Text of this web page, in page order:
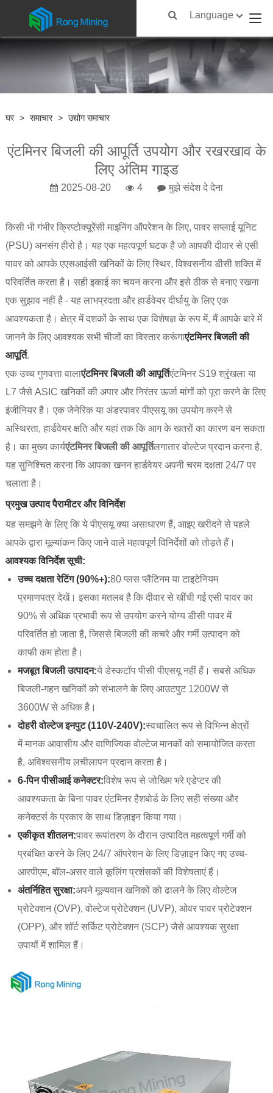
Language
घर > समाचार > उद्योग समाचार
एंटमिनर बिजली की आपूर्ति उपयोग और रखरखाव के
लिए अंतिम गाइड
2025-08-20 4 मुझे संदेश दे देना
किसी भी गंभीर क्रिप्टोक्यूरेंसी माइनिंग ऑपरेशन के लिए, पावर सप्लाई यूनिट
(PSU) अनसंग हीरो है। यह एक महत्वपूर्ण घटक है जो आपकी दीवार से एसी
पावर को आपके एएसआईसी खनिकों के लिए स्थिर, विश्वसनीय डीसी शक्ति में
परिवर्तित करता है। सही इकाई का चयन करना और इसे ठीक से बनाए रखना
एक सुझाव नहीं है - यह लाभप्रदता और हार्डवेयर दीर्घायु के लिए एक
आवश्यकता है। क्षेत्र में दशकों के साथ एक विशेषज्ञ के रूप में, मैं आपके बारे में
जानने के लिए आवश्यक सभी चीजों का विस्तार करूंगाएंटमिनर बिजली की
आपूर्ति.
एक उच्च गुणवत्ता वालाएंटमिनर बिजली की आपूर्तिएंटमिनर S19 श्रृंखला या
L7 जैसे ASIC खनिकों की अपार और निरंतर ऊर्जा मांगों को पूरा करने के लिए
इंजीनियर है। एक जेनेरिक या अंडरपावर पीएसयू का उपयोग करने से
अस्थिरता, हार्डवेयर क्षति और यहां तक ​​कि आग के खतरों का कारण बन सकता
है। का मुख्य कार्यएंटमिनर बिजली की आपूर्तिलगातार वोल्टेज प्रदान करना है,
यह सुनिश्चित करना कि आपका खनन हार्डवेयर अपनी चरम दक्षता 24/7 पर
चलाता है।
प्रमुख उत्पाद पैरामीटर और विनिर्देश
यह समझने के लिए कि ये पीएसयू क्या असाधारण हैं, आइए खरीदने से पहले
आपके द्वारा मूल्यांकन किए जाने वाले महत्वपूर्ण विनिर्देशों को तोड़ते हैं।
आवश्यक विनिर्देश सूची:
उच्च दक्षता रेटिंग (90%+):80 प्लस प्लैटिनम या टाइटेनियम
प्रमाणपत्र देखें। इसका मतलब है कि दीवार से खींची गई एसी पावर का
90% से अधिक प्रभावी रूप से उपयोग करने योग्य डीसी पावर में
परिवर्तित हो जाता है, जिससे बिजली की कचरे और गर्मी उत्पादन को
काफी कम होता है।
मजबूत बिजली उत्पादन:ये डेस्कटॉप पीसी पीएसयू नहीं हैं। सबसे अधिक
बिजली-गहन खनिकों को संभालने के लिए आउटपुट 1200W से
3600W से अधिक है।
दोहरी वोल्टेज इनपुट (110V-240V):स्वचालित रूप से विभिन्न क्षेत्रों
में मानक आवासीय और वाणिज्यिक वोल्टेज मानकों को समायोजित करता
है, अविश्वसनीय लचीलापन प्रदान करता है।
6-पिन पीसीआई कनेक्टर:विशेष रूप से जोखिम भरे एडेप्टर की
आवश्यकता के बिना पावर एंटमिनर हैशबोर्ड के लिए सही संख्या और
कनेक्टर्स के प्रकार के साथ डिज़ाइन किया गया।
एकीकृत शीतलन:पावर रूपांतरण के दौरान उत्पादित महत्वपूर्ण गर्मी को
प्रबंधित करने के लिए 24/7 ऑपरेशन के लिए डिज़ाइन किए गए उच्च-
आरपीएम, बॉल-असर वाले कूलिंग प्रशंसकों की विशेषताएं हैं।
अंतर्निहित सुरक्षा:अपने मूल्यवान खनिकों को ढालने के लिए वोल्टेज
प्रोटेक्शन (OVP), वोल्टेज प्रोटेक्शन (UVP), ओवर पावर प्रोटेक्शन
(OPP), और शॉर्ट सर्किट प्रोटेक्शन (SCP) जैसे आवश्यक सुरक्षा
उपायों में शामिल हैं।